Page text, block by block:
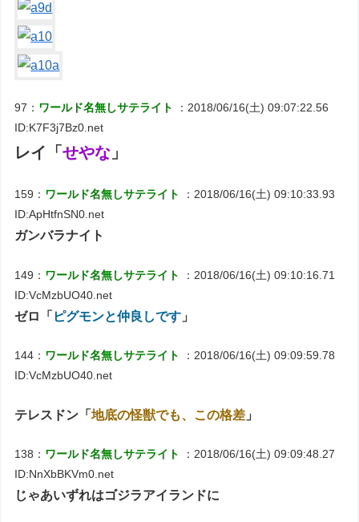
97： ワールド名無しサテライト
：2018/06/16(土) 09:07:22.56
ID:K7F3j7Bz0.net
レイ「せやな 」
159： ワールド名無しサテライト
：2018/06/16(土) 09:10:33.93
ID:ApHtfnSN0.net
ガンバラナイト
149： ワールド名無しサテライト
：2018/06/16(土) 09:10:16.71
ID:VcMzbUO40.net
ゼロ「 ピグモンと仲良しです 」
144： ワールド名無しサテライト
：2018/06/16(土) 09:09:59.78
ID:VcMzbUO40.net
テレスドン「地底の怪獣でも、この格差 」
138： ワールド名無しサテライト
：2018/06/16(土) 09:09:48.27
ID:NnXbBKVm0.net
じゃあいずれはゴジラアイランドに